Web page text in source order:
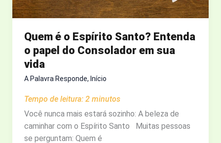
Quem é o Espírito Santo? Entenda
o papel do Consolador em sua
vida
A Palavra Responde, Início
Tempo de leitura: 2 minutos
Você nunca mais estará sozinho: A beleza de
caminhar com o Espírito Santo Muitas pessoas
se perguntam: Quem é